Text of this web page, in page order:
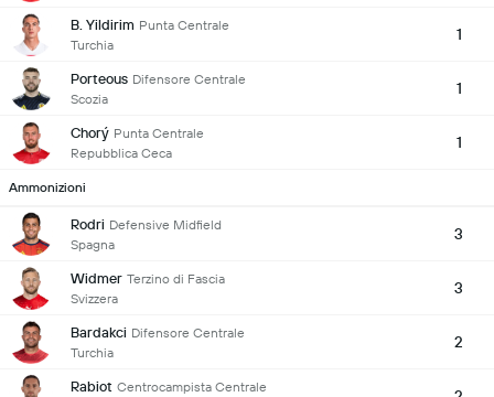
B. Yildirim Punta Centrale
Turchia
1
Porteous Difensore Centrale
Scozia
1
Chorý Punta Centrale
Repubblica Ceca
1
Ammonizioni
Rodri Defensive Midfield
Spagna
3
Widmer Terzino di Fascia
Svizzera
3
Bardakci Difensore Centrale
Turchia
2
Rabiot Centrocampista Centrale